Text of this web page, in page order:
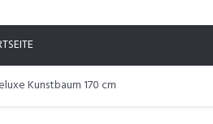
Kunstbaum 170 cm